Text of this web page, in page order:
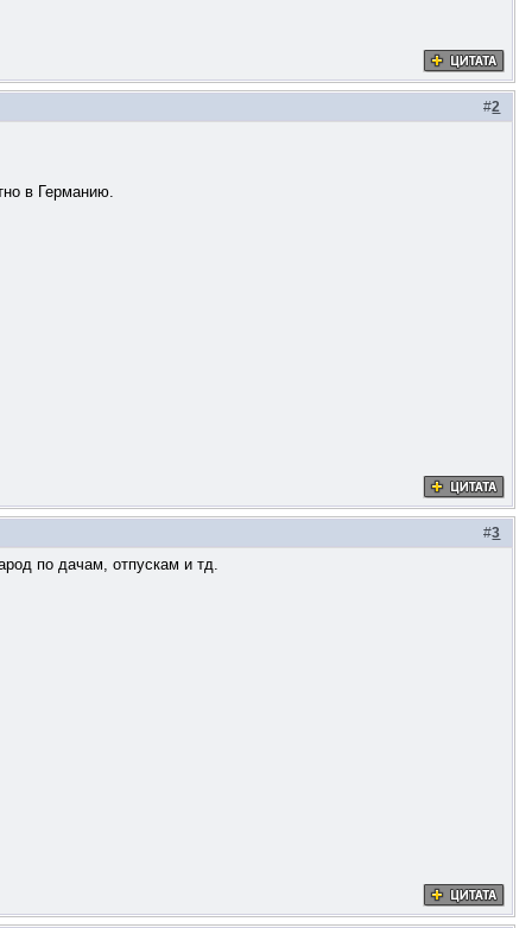
#2
в Германию.
#3
по дачам, отпускам и тд.